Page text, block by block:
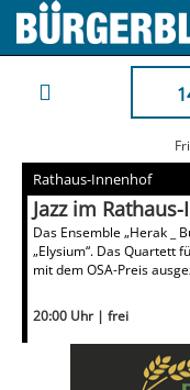
Rathaus-Innenhof
Jazz im
Das Ensemble „Herak _
„Elysium“. Das Quartett
mit dem OSA-Preis
20:00 Uhr | frei